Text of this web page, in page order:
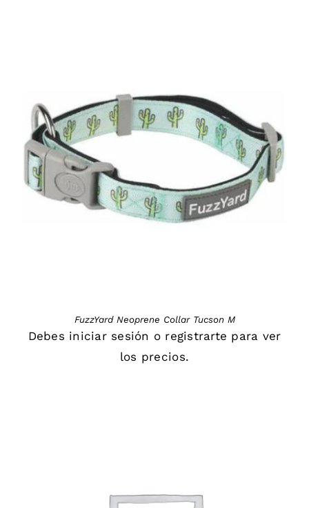
FuzzYard Neoprene Collar Tucson M
Debes iniciar sesión o registrarte para ver
los precios.